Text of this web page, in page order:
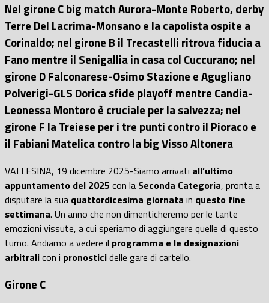
Nel girone C big match Aurora-Monte Roberto, derby
Terre Del Lacrima-Monsano e la capolista ospite a
Corinaldo; nel girone B il Trecastelli ritrova fiducia a
Fano mentre il Senigallia in casa col Cuccurano; nel
girone D Falconarese-Osimo Stazione e Agugliano
Polverigi-GLS Dorica sfide playoff mentre Candia-
Leonessa Montoro è cruciale per la salvezza; nel
girone F la Treiese per i tre punti contro il Pioraco e
il Fabiani Matelica contro la big Visso Altonera
VALLESINA, 19 dicembre 2025-Siamo arrivati all’ultimo
appuntamento del 2025 con la Seconda Categoria, pronta a
disputare la sua quattordicesima giornata in questo fine
settimana. Un anno che non dimenticheremo per le tante
emozioni vissute, a cui speriamo di aggiungere quelle di questo
turno. Andiamo a vedere il programma e le designazioni
arbitralicon i pronosticidelle gare di cartello.
Girone C